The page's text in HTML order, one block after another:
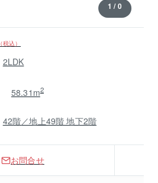
1 / 0
（税込）
2LDK
58.31m2
42階／地上49階 地下2階
お問合せ